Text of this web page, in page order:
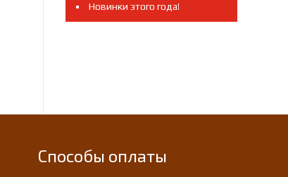
Новинки этого года!
Способы оплаты